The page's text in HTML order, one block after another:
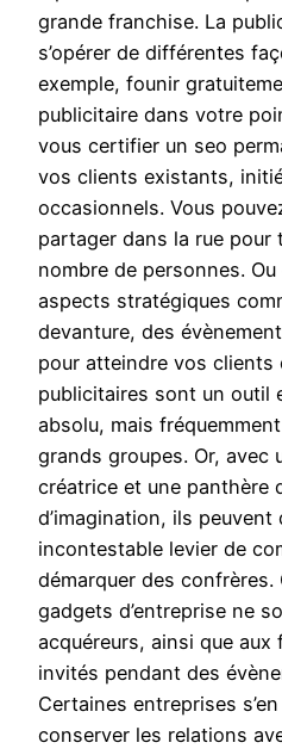
grande franchise. La
s’opérer de différentes
exemple, founir
publicitaire dans votre
vous certifier un seo
vos clients existants,
occasionnels. Vous
partager dans la rue pour
nombre de personnes.
aspects stratégiques
devanture, des
pour atteindre vos clients
publicitaires sont un outil
absolu, mais
grands groupes. Or, avec
créatrice et une panthère
d’imagination, ils peuvent
incontestable levier de
démarquer des confrères.
gadgets d’entreprise ne
acquéreurs, ainsi que aux
invités pendant des
Certaines entreprises
conserver les relations